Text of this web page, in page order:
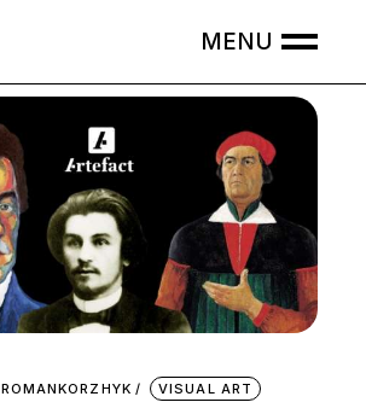
ROMANKORZHYK VISUAL ART